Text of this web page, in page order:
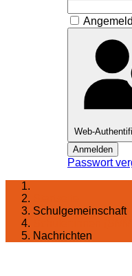
Web-
Anmelden
Passwort
Schulgemeinschaft
Nachrichten